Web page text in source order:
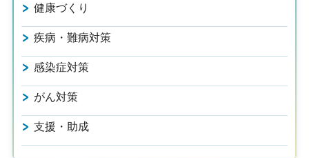
健康づくり
疾病・難病対策
感染症対策
がん対策
支援・助成